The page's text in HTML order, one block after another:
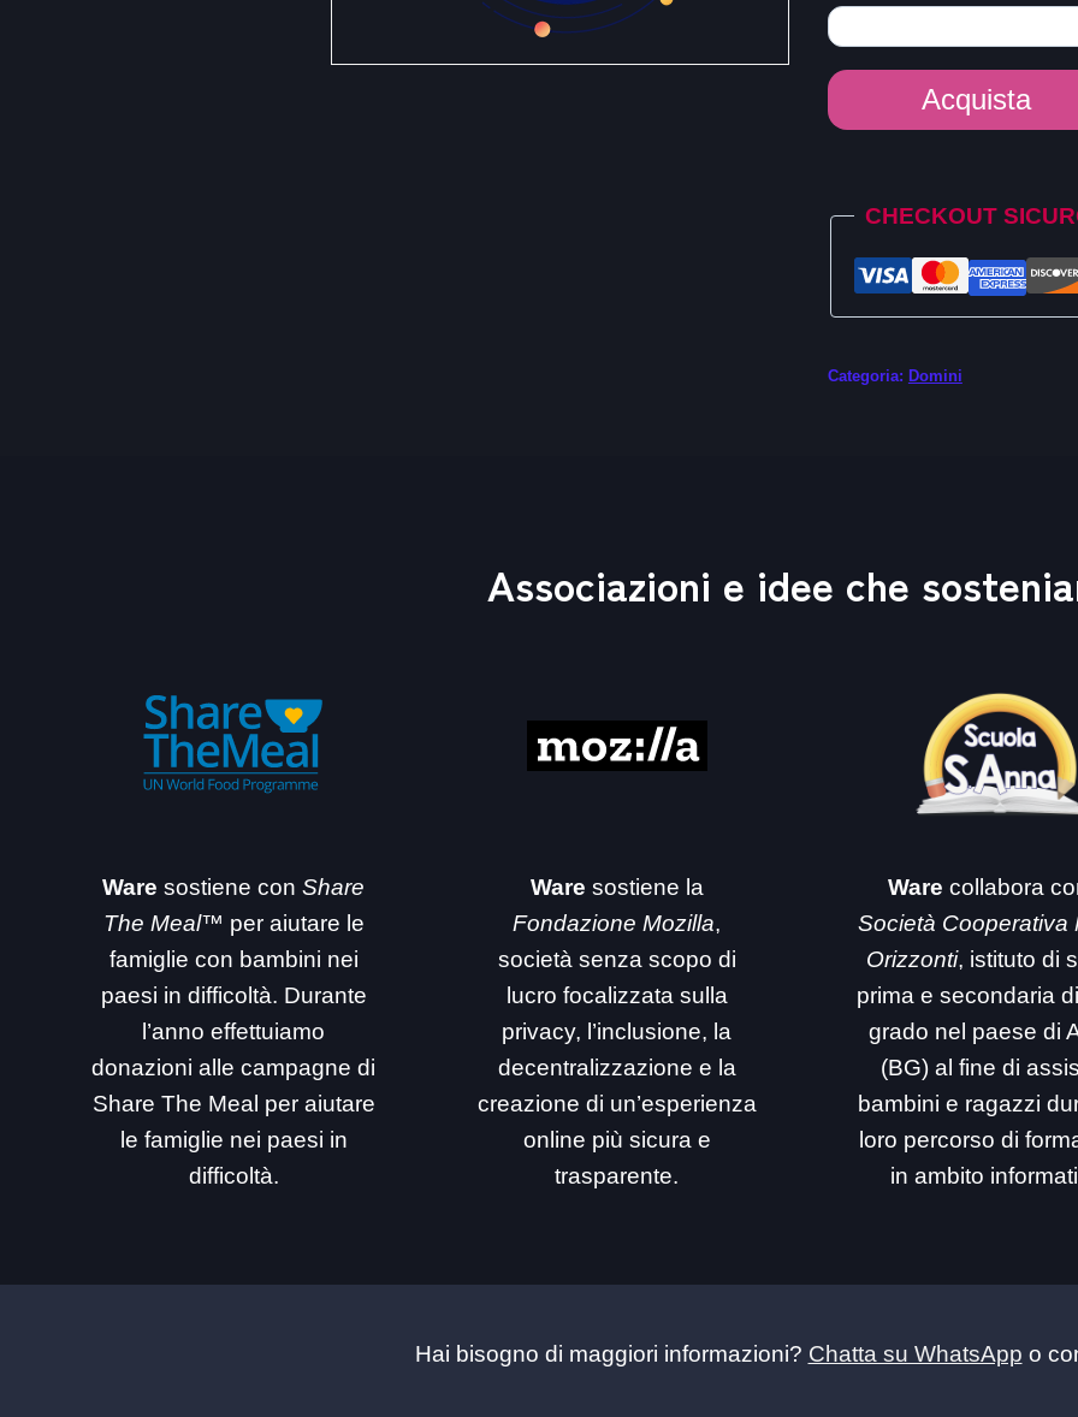
Dominio
.cool
Acquista
CHECKOUT
Categoria: Domini
Associazioni e idee che
Ware sostiene conShare
The Meal™ per aiutare le
famiglie con bambini nei
paesi in difficoltà. Durante
l’anno effettuiamo
donazioni alle campagne di
Share The Meal per aiutare
le famiglie nei paesi in
difficoltà.
Ware sostiene la
Fondazione Mozilla,
società senza scopo di
lucro focalizzata sulla
privacy, l’inclusione, la
decentralizzazione e la
creazione di un’esperienza
online più sicura e
trasparente.
Ware collabora
Società Cooperativa
Orizzonti, istituto di
prima e secondaria
grado nel paese di
(BG) al fine di
bambini e ragazzi
loro percorso di
in ambito
Hai bisogno di maggiori informazioni? Chatta su WhatsApp o